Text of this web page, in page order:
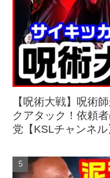
【呪術大戦】呪術
クアタック！依頼
党【KSLチャンネル